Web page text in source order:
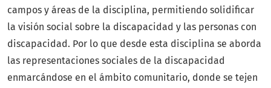
campos y áreas de la disciplina, permitiendo solidificar
la visión social sobre la discapacidad y las personas con
discapacidad. Por lo que desde esta disciplina se aborda
las representaciones sociales de la discapacidad
enmarcándose en el ámbito comunitario, donde se tejen